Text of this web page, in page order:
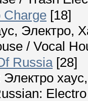
Charge [18]
Электро,
/ Vocal
Russia [28]
хаус,